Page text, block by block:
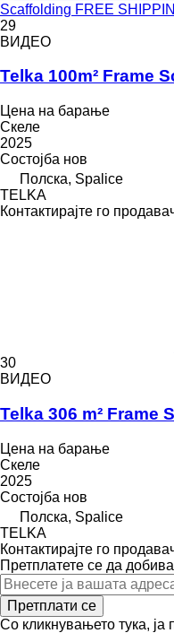
Scaffolding FREE
29
ВИДЕО
Telka 100m² Frame
Цена на барање
Скеле
2025
Состојба нов
Полска, Spalice
TELKA
Контактирајте го
30
ВИДЕО
Telka 306 m² Frame
Цена на барање
Скеле
2025
Состојба нов
Полска, Spalice
TELKA
Контактирајте го
Претплатете се да
Претплати се
Со кликнувањето тука,